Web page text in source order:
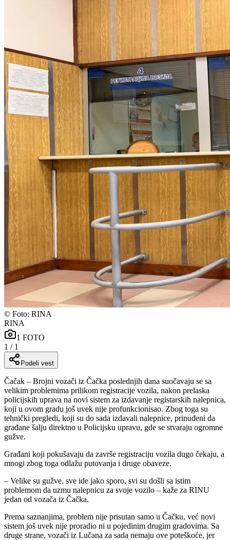
© Foto: RINA
RINA
1 FOTO
1 / 1
Podeli vest
Čačak – Brojni vozači iz Čačka poslednjih dana suočavaju se sa
velikim problemima prilikom registracije vozila, nakon prelaska
policijskih uprava na novi sistem za izdavanje registarskih nalepnica,
koji u ovom gradu još uvek nije profunkcionisao. Zbog toga su
tehnički pregledi, koji su do sada izdavali nalepnice, prinuđeni da
građane šalju direktno u Policijsku upravu, gde se stvaraju ogromne
gužve.
Građani koji pokušavaju da završe registraciju vozila dugo čekaju, a
mnogi zbog toga odlažu putovanja i druge obaveze.
– Velike su gužve, sve ide jako sporo, svi su došli sa istim
problemom da uzmu nalepnicu za svoje vozilo – kaže za RINU
jedan od vozača iz Čačka.
Prema saznanjima, problem nije prisutan samo u Čačku, već novi
sistem još uvek nije proradio ni u pojedinim drugim gradovima. Sa
druge strane, vozači iz Lučana za sada nemaju ove poteškoće, jer